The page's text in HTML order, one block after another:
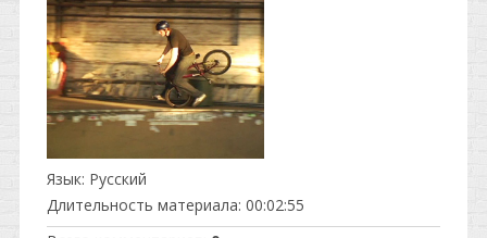
Язык: Русский
Длительность материала: 00:02:55